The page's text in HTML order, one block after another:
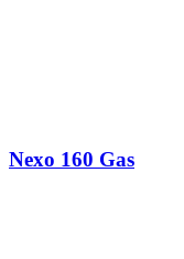
Nexo 160 Gas